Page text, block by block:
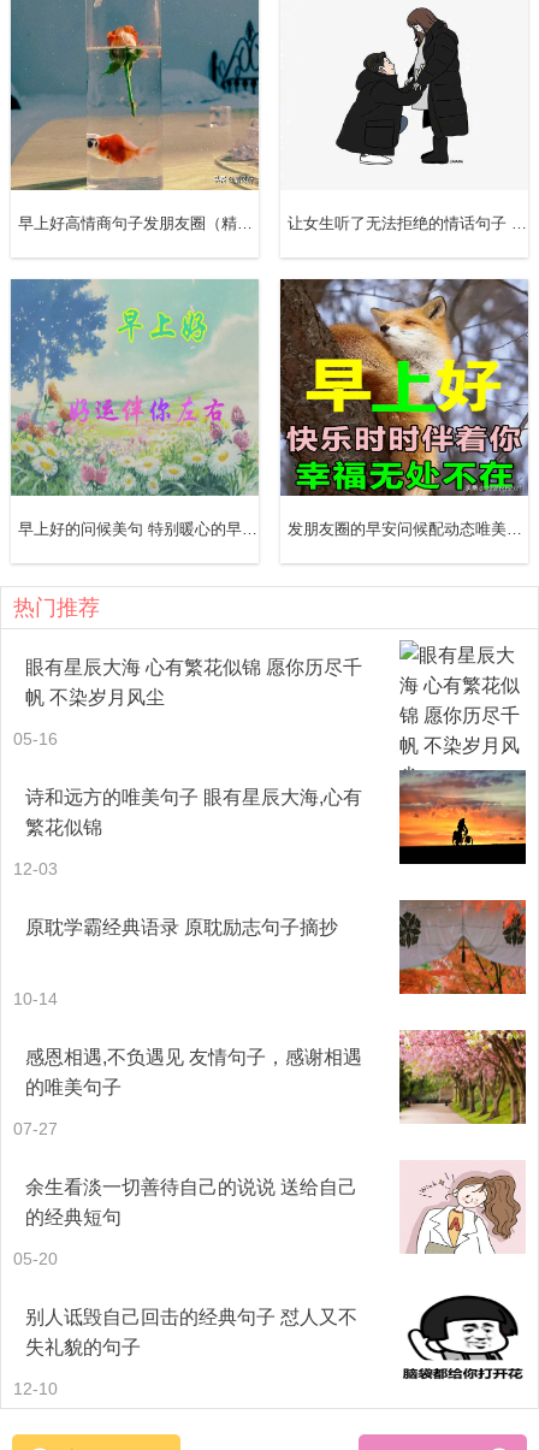
成前任。如果对方经常在你面前提起他（她）的前任，不管
是说前任的好或者坏，最后的结局往往是你也会变成前任。
14、依你、恋你、想你已成瘾，明知不可以却又情不自禁，
这情愫啃噬着我的心灵，我甘愿死在对你的相思里。
15、爱，放弃该放弃的是无奈；不放弃该放弃的是无知；放
16、爱情还没有来到，日子是无忧无虑的；最痛苦的，也不
过是测验和考试。当时觉得很大压力，后来回望，不过是多
么的微小。
17、曾经也有一个笑容出现在我的生命里，可是最后还是如
雾般消散，而那个笑容，就成为我心中深深埋藏的一条湍急
河流，无法泅渡，那河流的声音，就成为我每日每夜绝望的
歌唱。
18、如果一个男人对你说他喜欢你，相信他。如果他说不再
爱你，也相信他。任何时候，要告诉自己，一个不爱你的人
离开，是幸运。
19、你的以后，我来承担。
20、爱一个人，很痛，今生爱他，也望来生可以再爱一次，
走上轮回路上，舍不得，求不得，用自己的血把爱人名字写
下来，为什么？就是想三生石起灵光，给自己爱人见到自己
的心愿，就是想来生再爱一次，今生我们重遇，又有多少人
可以记起前生人。
21、希望睡前可以轻吻你，希望睡时可以抱著你，希望醒来
22、我们好像进入了一个只有拿出钱才能证明爱心的时代。
23、男人要搞清楚，你娶过来的老婆是给你生孩子、照顾你
到老的人，不是给你爸妈来当干女儿了，你老婆没有义务赡
养和孝顺你的父母，请记住，“婆媳关系好不好”永远与媳妇无
关，只与你有关，婆媳关系不好只能怪你没当好中间的桥
梁，因为婆媳关系是看一个男人到底优秀不优秀的最准的试
早上好高情商句子发朋友圈（精选10句） 让女生听了无法拒绝的情话句子 哄女孩子的情话高情商（精选100句）
早上好的问候美句 特别暖心的早安句子配图片（精选10句） 发朋友圈的早安问候配动态唯美的表情图片（精选10句）
热门推荐
眼有星辰大海 心有繁花似锦 愿你历尽千
帆 不染岁月风尘
05-16
诗和远方的唯美句子 眼有星辰大海,心有
繁花似锦
12-03
原耽学霸经典语录 原耽励志句子摘抄
10-14
感恩相遇,不负遇见 友情句子，感谢相遇
的唯美句子
07-27
余生看淡一切善待自己的说说 送给自己
的经典短句
05-20
别人诋毁自己回击的经典句子 怼人又不
失礼貌的句子
12-10